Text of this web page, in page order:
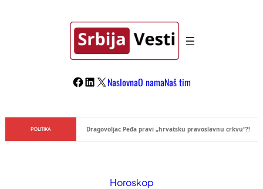
Facebook
LinkedIn
X NaslovnaO namaNaš tim
POLITIKA Dragovoljac Peđa pravi „hrvatsku pravoslavnu crkvu“?!
Horoskop